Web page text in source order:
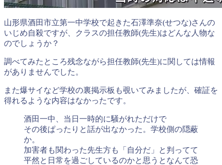
山形県酒田市立第一中学校で起きた石澤準奈(せつな)さんの
いじめ自殺ですが、クラスの担任教師(先生)はどんな人物な
のでしょうか？
調べてみたところ残念ながら担任教師(先生)に関しては情報
がありませんでした。
また爆サイなど学校の裏掲示板も覗いてみましたが、確証を
得れるような内容はなかったです。
酒田一中、当日一時的に騒がれただけで
その後ぱったりと話が出なかった。学校側の隠蔽
か。
加害者も関わった先生方も「自分だ」と判ってて
平然と日常を過ごしているのかと思うとなんて恐